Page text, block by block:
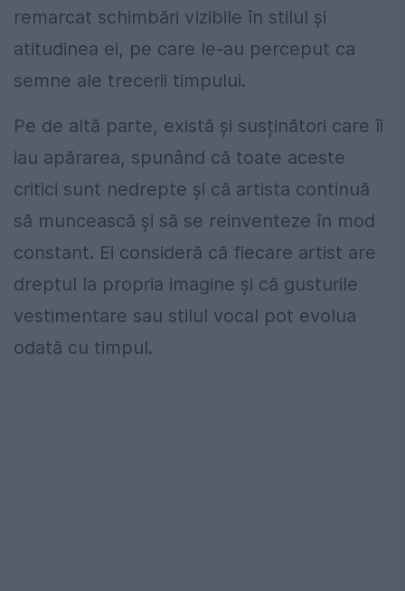
remarcat schimbări vizibile în stilul și
atitudinea ei, pe care le-au perceput ca
semne ale trecerii timpului.
Pe de altă parte, există și susținători care îi
iau apărarea, spunând că toate aceste
critici sunt nedrepte și că artista continuă
să muncească și să se reinventeze în mod
constant. Ei consideră că fiecare artist are
dreptul la propria imagine și că gusturile
vestimentare sau stilul vocal pot evolua
odată cu timpul.